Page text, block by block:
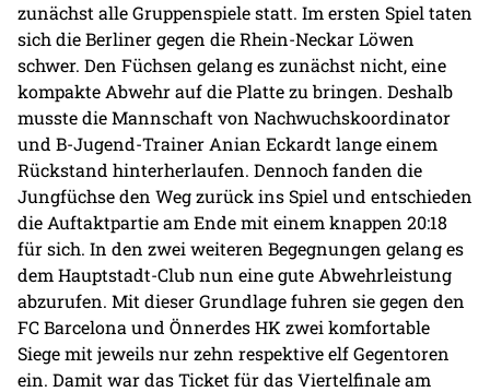
zunächst alle Gruppenspiele statt. Im ersten Spiel taten
sich die Berliner gegen die Rhein-Neckar Löwen
schwer. Den Füchsen gelang es zunächst nicht, eine
kompakte Abwehr auf die Platte zu bringen. Deshalb
musste die Mannschaft von Nachwuchskoordinator
und B-Jugend-Trainer Anian Eckardt lange einem
Rückstand hinterherlaufen. Dennoch fanden die
Jungfüchse den Weg zurück ins Spiel und entschieden
die Auftaktpartie am Ende mit einem knappen 20:18
für sich. In den zwei weiteren Begegnungen gelang es
dem Hauptstadt-Club nun eine gute Abwehrleistung
abzurufen. Mit dieser Grundlage fuhren sie gegen den
FC Barcelona und Önnerdes HK zwei komfortable
Siege mit jeweils nur zehn respektive elf Gegentoren
ein. Damit war das Ticket für das Viertelfinale am